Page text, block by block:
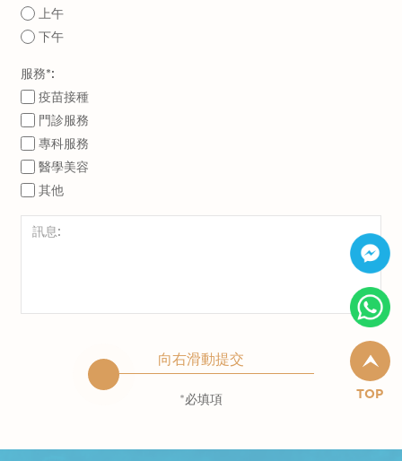
上午
下午
服務*:
疫苗接種
門診服務
專科服務
醫學美容
其他
向右滑動提交
*必填項 TOP